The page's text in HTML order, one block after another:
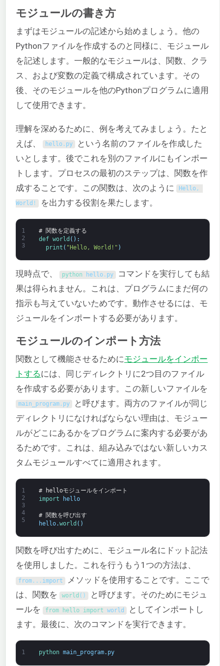
モジュールの書き方
まずはモジュールの記述から始めましょう。他の
Pythonファイルを作成するのと同様に、モジュール
を記述します。一般的なモジュールは、関数、クラ
ス、および変数の定義で構成されています。その
後、そのモジュールを他のPythonプログラムに適用
して使用できます。
理解を深めるために、例を考えてみましょう。たと
えば、
hello. py という名前のファイルを作成した
いとします。後でこれを別のファイルにもインポー
トします。プロセスの最初のステップは、関数を作
成することです。この関数は、次のように
Hello,
World ! を出力する役割を果たします。
1
2
3
# 関数を定義する
def world ( ) :
print ( "Hello, World!" )
現時点で、 python hello. py コマンドを実行しても結
果は得られません。これは、プログラムにまだ何の
指示も与えていないためです。動作させるには、モ
ジュールをインポートする必要があります。
モジュールのインポート方法
関数として機能させるためにモジュールをインポー
トするには、同じディレクトリに2つ目のファイル
を作成する必要があります。この新しいファイルを
main_program. py と呼びます。両方のファイルが同じ
ディレクトリになければならない理由は、モジュー
ルがどこにあるかをプログラムに案内する必要があ
るためです。これは、組み込みではない新しいカス
タムモジュールすべてに適用されます。
1
2
3
4
5
# helloモジュールをインポート
import
hello
# 関数を呼び出す
hello.world ( )
関数を呼び出すために、モジュール名にドット記法
を使用しました。これを行うもう1つの方法は、
from. . . import メソッドを使用することです。ここで
は、関数を
world ( ) と呼びます。そのためにモジュ
ールを
from hello import world としてインポートし
ます。最後に、次のコマンドを実行できます。
1 python main_program. py